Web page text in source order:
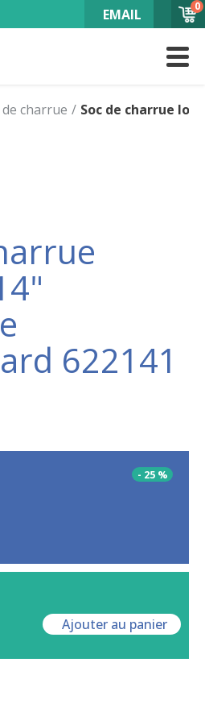
EMAIL 0
de charrue Soc de charrue
622141
- 25 %
Ajouter au panier